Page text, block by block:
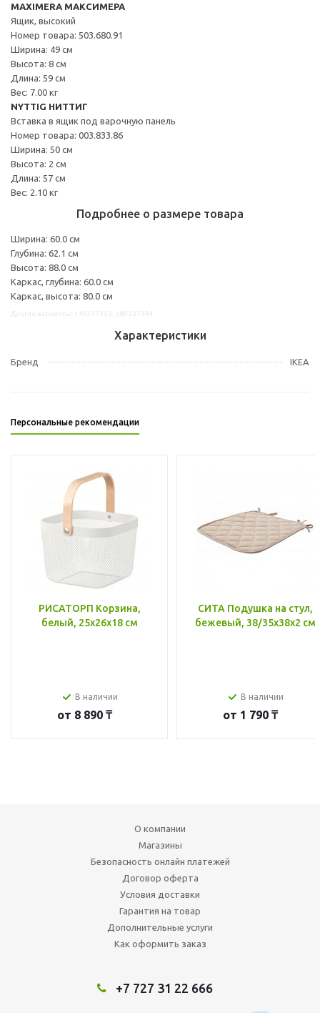
MAXIMERA МАКСИМЕРА
Ящик, высокий
Номер товара: 503.680.91
Ширина: 49 см
Высота: 8 см
Длина: 59 см
Вес: 7.00 кг
NYTTIG НИТТИГ
Вставка в ящик под варочную панель
Номер товара: 003.833.86
Ширина: 50 см
Высота: 2 см
Длина: 57 см
Вес: 2.10 кг
Подробнее о размере товара
Ширина: 60.0 см
Глубина: 62.1 см
Высота: 88.0 см
Каркас, глубина: 60.0 см
Каркас, высота: 80.0 см
Характеристики
Бренд IKEA
Персональные рекомендации
РИСАТОРП Корзина,
белый, 25x26x18 см
В наличии
от 8 890 ₸
СИТА Подушка на стул,
бежевый, 38/35x38x2 см
В наличии
от 1 790 ₸
О компании
Магазины
Безопасность онлайн платежей
Договор оферта
Условия доставки
Гарантия на товар
Дополнительные услуги
Как оформить заказ
+7 727 31 22 666